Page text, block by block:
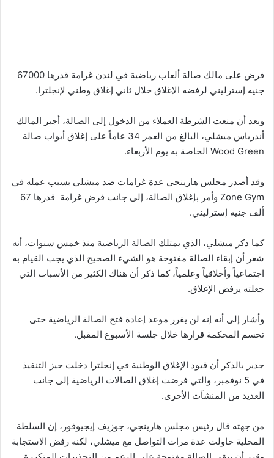
فرض على مالك صالة ألعاب رياضية في لندن غرامة قدرها 67000
جنيه إسترليني لرفضه الإغلاق خلال ثاني إغلاق وطني لإنجلترا.
وبعد أن منعت الشرطة العملاء من الدخول إلى الصالة، أجبر المالك
أندرياس ميشلي، البالغ من العمر 34 عاماً على إغلاق أبواب صالة
Wood Green الخاصة به يوم الأربعاء.
وقد أصدر مجلس هارينجي عدة غرامات ضد ميشلي بسبب عمله في
Zone Gym وأمر بإغلاق الصالة، إلى جانب فرض غرامة قدرها 67
ألف جنيه إسترليني.
كما ذكر ميشلي، الذي يمتلك الصالة الرياضية منذ خمس سنوات، أنه
شعر أن إبقاء الصالة مفتوحة هو الشيء الصحيح الذي يجب القيام به
اجتماعياً وأخلاقياً وعلمياً، كما ذكر أن هناك الكثير من الأسباب التي
جعلته يرفض الإغلاق.
وأشار إلى أنه إنه لن يقرر موعد إعادة فتح الصالة الرياضية حتى
تحسم المحكمة قرارها خلال جلسة الأسبوع المقبل.
جدير بالذكر أن قيود الإغلاق الوطنية في إنجلترا دخلت حيز التنفيذ
في 5 نوفمبر، والتي فرضت إغلاق الصالات الرياضية إلى جانب
العديد من المنشآت الأخرى.
من جهته قال رئيس مجلس هارينجي، جوزيف إيجيوفور، إن السلطة
المحلية حاولت عدة مرات التواصل مع ميشلي، لكنه رفض الاستجابة